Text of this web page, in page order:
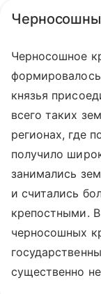
Черносошное
князья
всего таких
регионах, где
получило
занимались
и считались
крепостными.
черносошных
существенно